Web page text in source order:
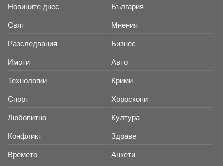
Новините днес България
Свят Мнения
Разследвания Бизнес
Имоти Авто
Технологии Крими
Спорт Хороскопи
Любопитно Култура
Конфликт Здраве
Времето Анкети